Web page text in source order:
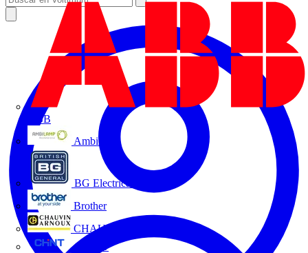
ABB
Ambilamp
BG Electrical
Brother
CHAUVIN ARNOUX
CHINT